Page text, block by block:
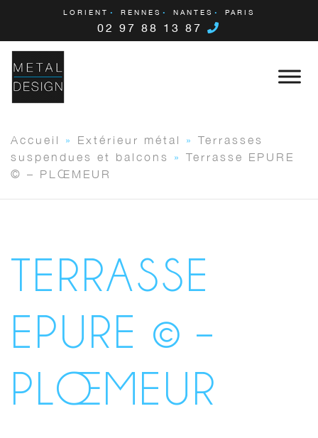
LORIENT RENNES NANTES PARIS
02 97 88 13 87
Accueil » Extérieur métal » Terrasses
suspendues et balcons » Terrasse EPURE
© – PLŒMEUR
TERRASSE
EPURE © –
PLŒMEUR